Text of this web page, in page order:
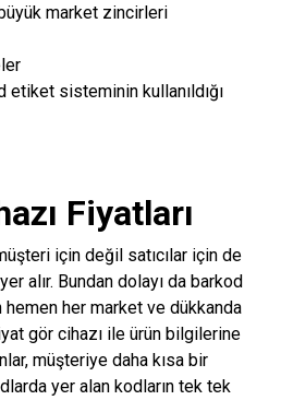
market zincirleri
etiket sisteminin kullanıldığı
Fiyatları
için değil satıcılar için de
alır. Bundan dolayı da barkod
her market ve dükkanda
gör cihazı ile ürün bilgilerine
müşteriye daha kısa bir
yer alan kodların tek tek